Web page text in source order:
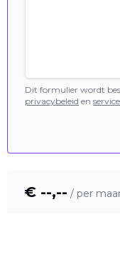
Dit formulier wordt
privacybeleid en
€ --,-- / per